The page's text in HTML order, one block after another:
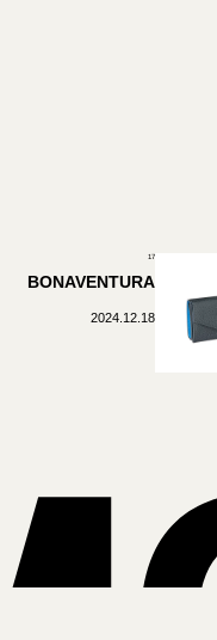
17
BONAVENTURA
2024.12.18